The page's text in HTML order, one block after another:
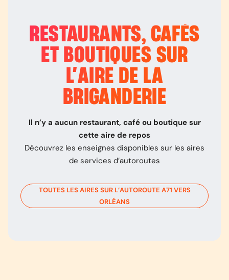
RESTAURANTS, CAFÉS
ET BOUTIQUES SUR
L’AIRE DE LA
BRIGANDERIE
Il n’y a aucun restaurant, café ou boutique sur
cette aire de repos
Découvrez les enseignes disponibles sur les aires
de services d’autoroutes
TOUTES LES AIRES SUR L’AUTOROUTE A71 VERS
ORLÉANS